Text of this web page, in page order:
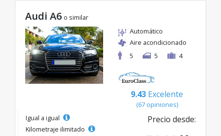
Audi A6 o similar
Automático
Aire acondicionado
5
5 4
9.43 Excelente
(67 opiniones)
Igual a igual
Kilometraje ilimitado
Precio desde: